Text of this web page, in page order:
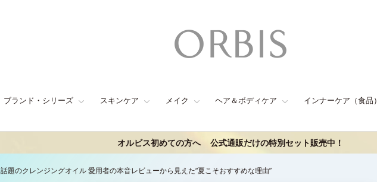
ブランド・シリーズ スキンケア メイク ヘア＆ボディケア インナーケア（食品）
オルビス初めての方へ 公式通販だけの特別セット販売中！
話題のクレンジングオイル 愛用者の本音レビューから見えた“夏こそおすすめな理由”